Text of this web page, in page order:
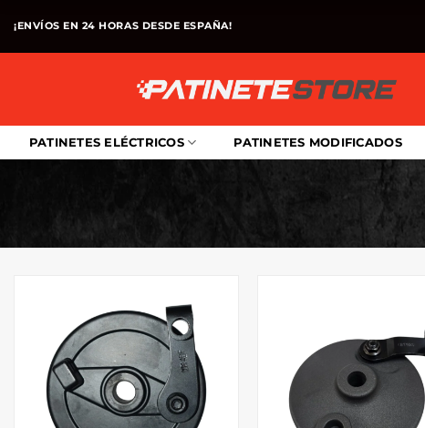
contenido
¡ENVÍOS EN 24 HORAS DESDE ESPAÑA!
PATINETES ELÉCTRICOS PATINETES MODIFICADOS